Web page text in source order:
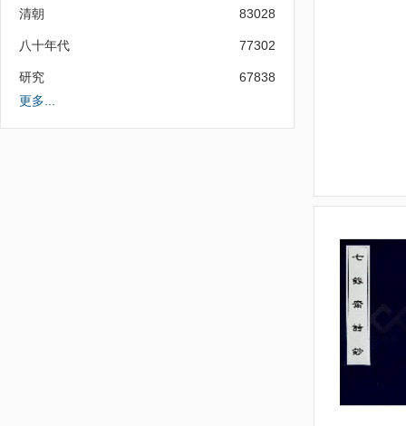
清朝 83028
八十年代 77302
研究
67838
更多...